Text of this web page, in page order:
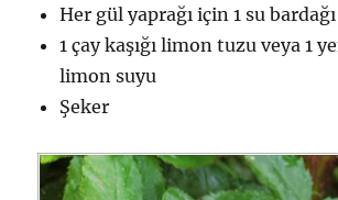
Her gül yaprağı için 1 su
1 çay kaşığı limon tuzu veya 1
limon suyu
Şeker